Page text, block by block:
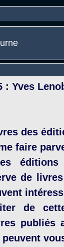
: Yves
des
faire
de
de
publiés